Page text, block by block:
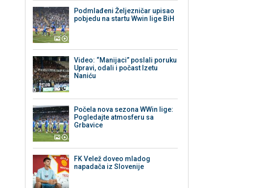
Podmlađeni Željezničar upisao
pobjedu na startu Wwin lige BiH
Video: “Manijaci” poslali poruku
Upravi, odali i počast Izetu
Naniću
Počela nova sezona WWin lige:
Pogledajte atmosferu sa
Grbavice
FK Velež doveo mladog
napadača iz Slovenije